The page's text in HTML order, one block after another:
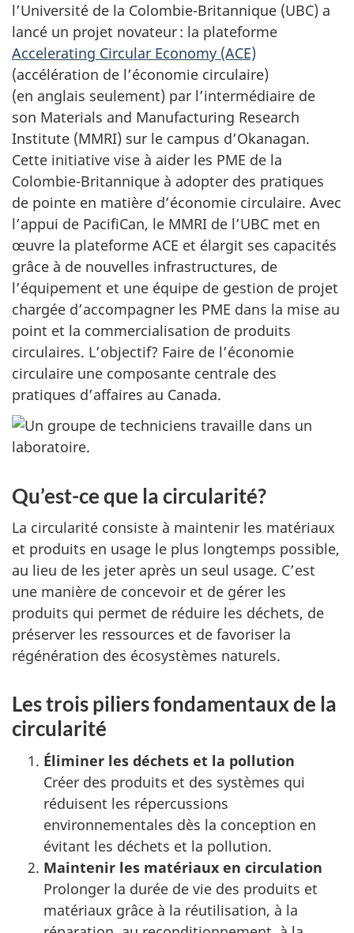
l’Université de la Colombie-Britannique (UBC) a
lancé un projet novateur : la plateforme
Accelerating Circular Economy (ACE)
(accélération de l’économie circulaire)
(en anglais seulement) par l’intermédiaire de
son Materials and Manufacturing Research
Institute (MMRI) sur le campus d’Okanagan.
Cette initiative vise à aider les PME de la
Colombie-Britannique à adopter des pratiques
de pointe en matière d’économie circulaire. Avec
l’appui de PacifiCan, le MMRI de l’UBC met en
œuvre la plateforme ACE et élargit ses capacités
grâce à de nouvelles infrastructures, de
l’équipement et une équipe de gestion de projet
chargée d’accompagner les PME dans la mise au
point et la commercialisation de produits
circulaires. L’objectif? Faire de l’économie
circulaire une composante centrale des
pratiques d’affaires au Canada.
Qu’est-ce que la circularité?
La circularité consiste à maintenir les matériaux
et produits en usage le plus longtemps possible,
au lieu de les jeter après un seul usage. C’est
une manière de concevoir et de gérer les
produits qui permet de réduire les déchets, de
préserver les ressources et de favoriser la
régénération des écosystèmes naturels.
Les trois piliers fondamentaux de la
circularité
Éliminer les déchets et la pollution
Créer des produits et des systèmes qui
réduisent les répercussions
environnementales dès la conception en
évitant les déchets et la pollution.
Maintenir les matériaux en circulation
Prolonger la durée de vie des produits et
matériaux grâce à la réutilisation, à la